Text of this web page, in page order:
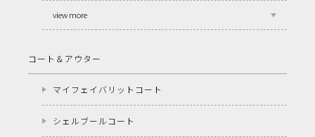
view more
コート＆アウター
マイフェイバリットコート
シェルブールコート